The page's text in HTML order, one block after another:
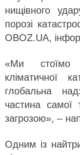
нищівного
порозі
OBOZ.UA,
«Ми стоїмо
кліматичної
глобальна
частина самої
загрозою», –
Одним із